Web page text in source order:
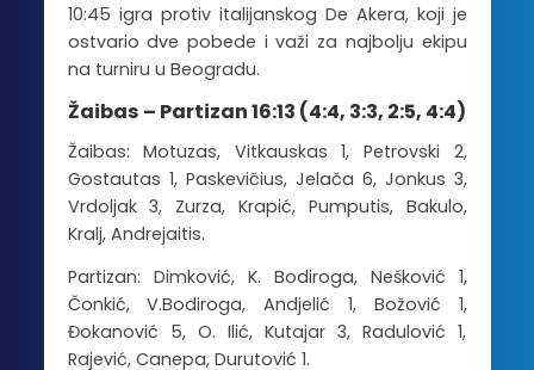
10:45 igra protiv italijanskog De Akera, koji je
ostvario dve pobede i važi za najbolju ekipu
na turniru u Beogradu.
Žaibas – Partizan 16:13 (4:4, 3:3, 2:5, 4:4)
Žaibas: Motuzas, Vitkauskas 1, Petrovski 2,
Gostautas 1, Paskevičius, Jelača 6, Jonkus 3,
Vrdoljak 3, Zurza, Krapić, Pumputis, Bakulo,
Kralj, Andrejaitis.
Partizan: Dimković, K. Bodiroga, Nešković 1,
Čonkić, V.Bodiroga, Andjelić 1, Božović 1,
Đokanović 5, O. Ilić, Kutajar 3, Radulović 1,
Rajević, Canepa, Durutović 1.